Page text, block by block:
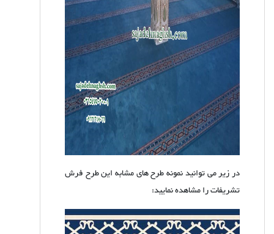
در زیر می توانید نمونه طرح های مشابه این طرح فرش
تشریفات را مشاهده نمایید: